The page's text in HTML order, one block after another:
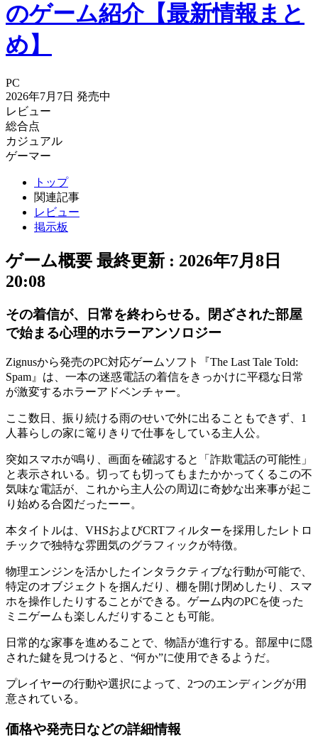
のゲーム紹介【最新情報まと
め】
PC
2026年7月7日 発売中
レビュー
総合点
カジュアル
ゲーマー
トップ
関連記事
レビュー
掲示板
ゲーム概要 最終更新 : 2026年7月8日
20:08
その着信が、日常を終わらせる。閉ざされた部屋
で始まる心理的ホラーアンソロジー
Zignusから発売のPC対応ゲームソフト『The Last Tale Told:
Spam』は、一本の迷惑電話の着信をきっかけに平穏な日常
が激変するホラーアドベンチャー。
ここ数日、振り続ける雨のせいで外に出ることもできず、1
人暮らしの家に篭りきりで仕事をしている主人公。
突如スマホが鳴り、画面を確認すると「詐欺電話の可能性」
と表示されいる。 切っても切ってもまたかかってくる この不
気味な電話が、これから主人公の周辺に奇妙な出来事が起こ
り始める合図だったーー。
本タイトルは、 VHSおよびCRTフィルターを採用したレトロ
チックで独特な雰囲気のグラフィックが特徴。
物理エンジンを活かしたインタラクティブな行動が可能で、
特定のオブジェクトを掴んだり、棚を開け閉めしたり、スマ
ホを操作したりすることができる。ゲーム内のPCを使った
ミニゲーム も楽しんだりすることも可能。
日常的な家事を進めることで、物語が進行する。部屋中に隠
された鍵を見つけると、“何か”に使用できるようだ。
プレイヤーの行動や選択によって、 2つのエンディングが用
意されている。
価格や発売日などの詳細情報